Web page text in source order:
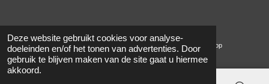
Deze website gebruikt cookies voor analyse-
doeleinden en/of het tonen van advertenties. Door
gebruik te blijven maken van de site gaat u hiermee
akkoord.
Maak eenvoudig een mooie website met JouwWeb
© 2019 - 2023 AV create-IT / AVanhauwaert Photography & Cadeaushop